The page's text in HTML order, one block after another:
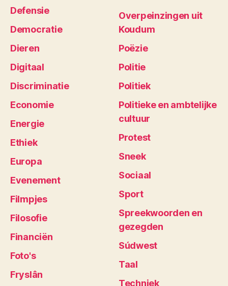
Defensie
Democratie
Dieren
Digitaal
Discriminatie
Economie
Energie
Ethiek
Europa
Evenement
Filmpjes
Filosofie
Financiën
Foto's
Fryslân
Overpeinzingen uit
Koudum
Poëzie
Politie
Politiek
Politieke en ambtelijke
cultuur
Protest
Sneek
Sociaal
Sport
Spreekwoorden en
gezegden
Súdwest
Taal
Techniek